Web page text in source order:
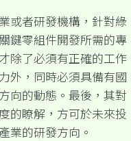
或者研發機構，針對綠
鍵零組件開發所需的專
除了必須有正確的工作
外，同時必須具備有國
向的動態。最後，其對
的瞭解，方可於未來投
業的研發方向。